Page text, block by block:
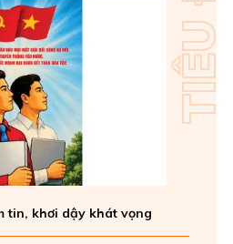
tin, khơi dậy khát vọng